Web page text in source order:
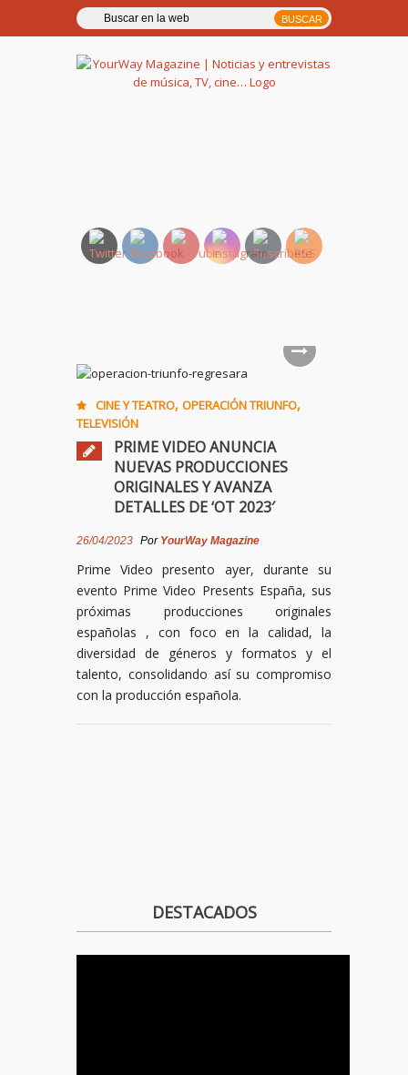
CINE Y TEATRO, OPERACIÓN TRIUNFO,
TELEVISIÓN
PRIME VIDEO ANUNCIA
NUEVAS PRODUCCIONES
ORIGINALES Y AVANZA
DETALLES DE ‘OT 2023′
26/04/2023 Por YourWay Magazine
Prime Video presento ayer, durante su
evento Prime Video Presents España, sus
próximas producciones originales
españolas , con foco en la calidad, la
diversidad de géneros y formatos y el
talento, consolidando así su compromiso
con la producción española.
DESTACADOS